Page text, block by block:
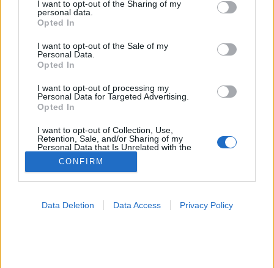
not limited to your visit or usage behaviour. You may click to
grant or deny consent to Google and its third-party tags to
use your data for below specified purposes in below Google
consent section.
I want to opt-out of the Sharing of my
personal data.
Opted In
I want to opt-out of the Sale of my
Personal Data.
Opted In
I want to opt-out of processing my
Personal Data for Targeted Advertising.
Opted In
I want to opt-out of Collection, Use,
Retention, Sale, and/or Sharing of my
Personal Data that Is Unrelated with the
Purposes for which it was collected.
Opted Out
I want to allow Google to enable storage
CONFIRM
Data Deletion Data Access Privacy Policy
Joghurt